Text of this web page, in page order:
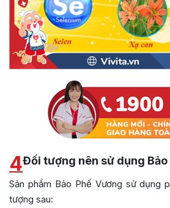
4Đối tượng nên sử dụng Bảo
Sản phẩm Bảo Phế Vương sử dụng
tượng sau: